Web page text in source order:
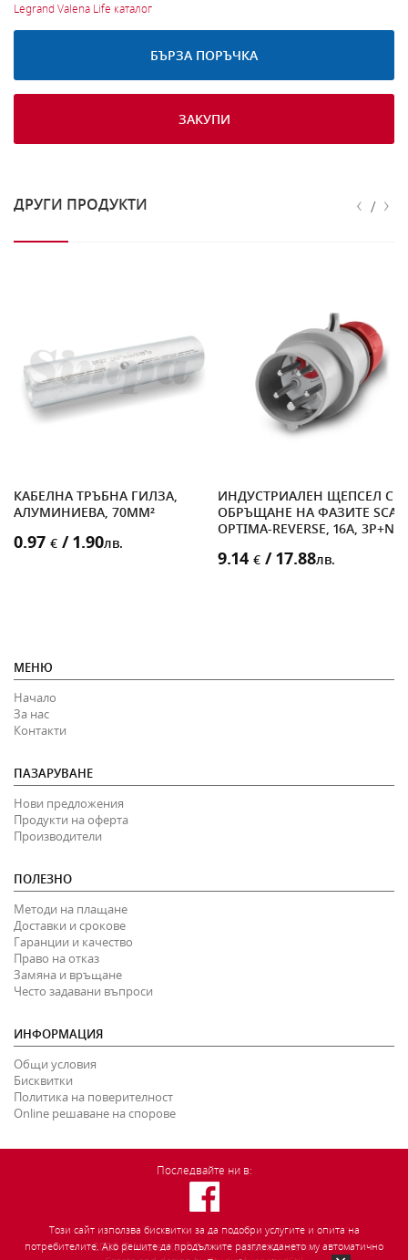
Този сайт използва бисквитки за да подобри услугите и опита на
потребителите. Ако решите да продължите разглеждането му автоматично
Legrand Valena Life каталог
БЪРЗА ПОРЪЧКА
ЗАКУПИ
ДРУГИ ПРОДУКТИ ‹ / ›
КАБЕЛНА ТРЪБНА ГИЛЗА,
АЛУМИНИЕВА, 70MM²
0.97 € / 1.90лв.
ИНДУСТРИАЛЕН ЩЕПСЕЛ С
ОБРЪЩАНЕ НА ФАЗИТЕ
OPTIMA-REVERSE, 16A, 3P+N+E
9.14 € / 17.88лв.
МЕНЮ
Начало
За нас
Контакти
ПАЗАРУВАНЕ
Нови предложения
Продукти на оферта
Производители
ПОЛЕЗНО
Методи на плащане
Доставки и срокове
Гаранции и качество
Право на отказ
Замяна и връщане
Често задавани въпроси
ИНФОРМАЦИЯ
Общи условия
Бисквитки
Политика на поверителност
Online решаване на спорове
Последвайте ни в:
2026©MasterKauf.Всички права запазени.